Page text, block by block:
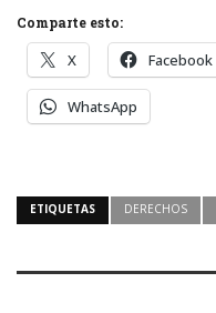
Comparte esto:
X Facebook
WhatsApp
ETIQUETAS DERECHOS